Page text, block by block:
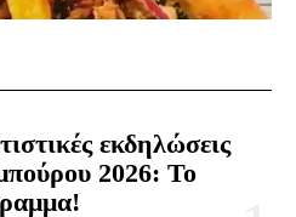
εκδηλώσεις
2026: Το